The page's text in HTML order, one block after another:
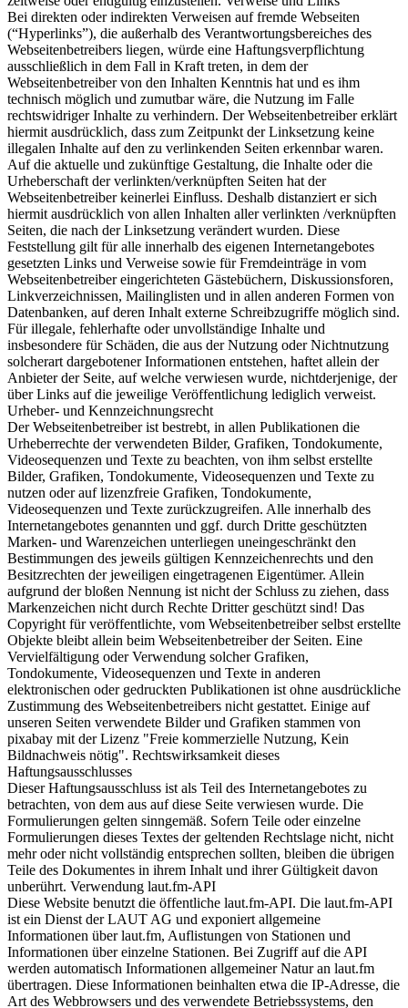
Bei direkten oder indirekten Verweisen auf fremde Webseiten
(“Hyperlinks”), die außerhalb des Verantwortungsbereiches des
Webseitenbetreibers liegen, würde eine Haftungsverpflichtung
ausschließlich in dem Fall in Kraft treten, in dem der
Webseitenbetreiber von den Inhalten Kenntnis hat und es ihm
technisch möglich und zumutbar wäre, die Nutzung im Falle
rechtswidriger Inhalte zu verhindern. Der Webseitenbetreiber erklärt
hiermit ausdrücklich, dass zum Zeitpunkt der Linksetzung keine
illegalen Inhalte auf den zu verlinkenden Seiten erkennbar waren.
Auf die aktuelle und zukünftige Gestaltung, die Inhalte oder die
Urheberschaft der verlinkten/verknüpften Seiten hat der
Webseitenbetreiber keinerlei Einfluss. Deshalb distanziert er sich
hiermit ausdrücklich von allen Inhalten aller verlinkten /verknüpften
Seiten, die nach der Linksetzung verändert wurden. Diese
Feststellung gilt für alle innerhalb des eigenen Internetangebotes
gesetzten Links und Verweise sowie für Fremdeinträge in vom
Webseitenbetreiber eingerichteten Gästebüchern, Diskussionsforen,
Linkverzeichnissen, Mailinglisten und in allen anderen Formen von
Datenbanken, auf deren Inhalt externe Schreibzugriffe möglich sind.
Für illegale, fehlerhafte oder unvollständige Inhalte und
insbesondere für Schäden, die aus der Nutzung oder Nichtnutzung
solcherart dargebotener Informationen entstehen, haftet allein der
Anbieter der Seite, auf welche verwiesen wurde, nichtderjenige, der
über Links auf die jeweilige Veröffentlichung lediglich verweist.
Urheber- und Kennzeichnungsrecht
Der Webseitenbetreiber ist bestrebt, in allen Publikationen die
Urheberrechte der verwendeten Bilder, Grafiken, Tondokumente,
Videosequenzen und Texte zu beachten, von ihm selbst erstellte
Bilder, Grafiken, Tondokumente, Videosequenzen und Texte zu
nutzen oder auf lizenzfreie Grafiken, Tondokumente,
Videosequenzen und Texte zurückzugreifen. Alle innerhalb des
Internetangebotes genannten und ggf. durch Dritte geschützten
Marken- und Warenzeichen unterliegen uneingeschränkt den
Bestimmungen des jeweils gültigen Kennzeichenrechts und den
Besitzrechten der jeweiligen eingetragenen Eigentümer. Allein
aufgrund der bloßen Nennung ist nicht der Schluss zu ziehen, dass
Markenzeichen nicht durch Rechte Dritter geschützt sind! Das
Copyright für veröffentlichte, vom Webseitenbetreiber selbst erstellte
Objekte bleibt allein beim Webseitenbetreiber der Seiten. Eine
Vervielfältigung oder Verwendung solcher Grafiken,
Tondokumente, Videosequenzen und Texte in anderen
elektronischen oder gedruckten Publikationen ist ohne ausdrückliche
Zustimmung des Webseitenbetreibers nicht gestattet. Einige auf
unseren Seiten verwendete Bilder und Grafiken stammen von
pixabay mit der Lizenz "Freie kommerzielle Nutzung, Kein
Bildnachweis nötig". Rechtswirksamkeit dieses
Haftungsausschlusses
Dieser Haftungsausschluss ist als Teil des Internetangebotes zu
betrachten, von dem aus auf diese Seite verwiesen wurde. Die
Formulierungen gelten sinngemäß. Sofern Teile oder einzelne
Formulierungen dieses Textes der geltenden Rechtslage nicht, nicht
mehr oder nicht vollständig entsprechen sollten, bleiben die übrigen
Teile des Dokumentes in ihrem Inhalt und ihrer Gültigkeit davon
unberührt. Verwendung laut.fm-API
Diese Website benutzt die öffentliche laut.fm-API. Die laut.fm-API
ist ein Dienst der LAUT AG und exponiert allgemeine
Informationen über laut.fm, Auflistungen von Stationen und
Informationen über einzelne Stationen. Bei Zugriff auf die API
werden automatisch Informationen allgemeiner Natur an laut.fm
übertragen. Diese Informationen beinhalten etwa die IP-Adresse, die
Art des Webbrowsers und des verwendete Betriebssystems, den